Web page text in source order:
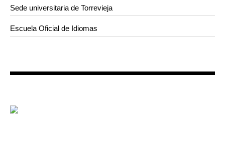
Sede universitaria de Torrevieja
Escuela Oficial de Idiomas